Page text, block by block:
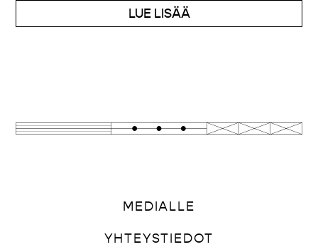
LUE LISÄÄ
MEDIALLE
YHTEYSTIEDOT